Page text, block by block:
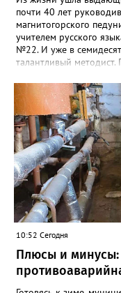
почти 40 лет
магнитогорского
учителем русского
№22. И уже в
талантливый
«Благодаря её
сильный
ценностями и любовью
Ивановна навсегда
руководителем, но и
говорится в
соболезнования семье
Златоуста Олег
важнейших
людях: в тех учителях,
учениках, которых
«Отличник народного
доблестный труд»,
награды и документы,
школы, который
в некрологе.
10:52 Сегодня
Плюсы и минусы: